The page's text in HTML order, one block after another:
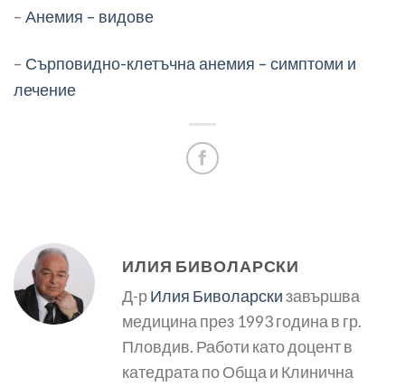
– Анемия – видове
– Сърповидно-клетъчна анемия – симптоми и
лечение
ИЛИЯ БИВОЛАРСКИ
Д-рИлия Биволарскизавършва
медицина през 1993 година в гр.
Пловдив. Работи като доцент в
катедрата по Обща и Клинична